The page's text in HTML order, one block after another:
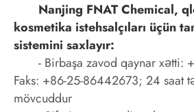
Nanjing FNAT Chemical,
kosmetika istehsalçıları üçün
sistemini saxlayır:
- Birbaşa zavod qaynar xətti:
Faks: +86-25-86442673; 24 saat
mövcuddur